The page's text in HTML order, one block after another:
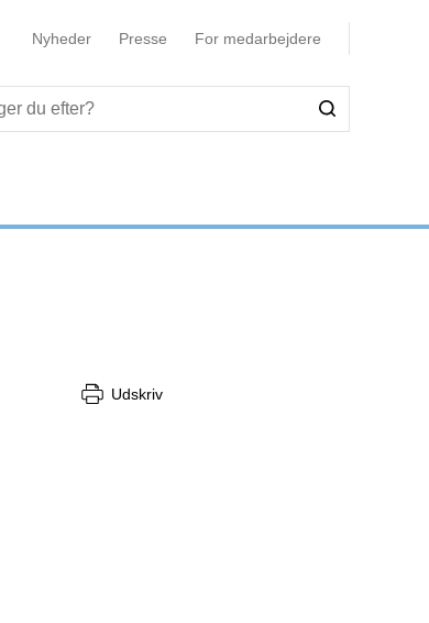
Nyheder Presse For medarbejdere
Udskriv